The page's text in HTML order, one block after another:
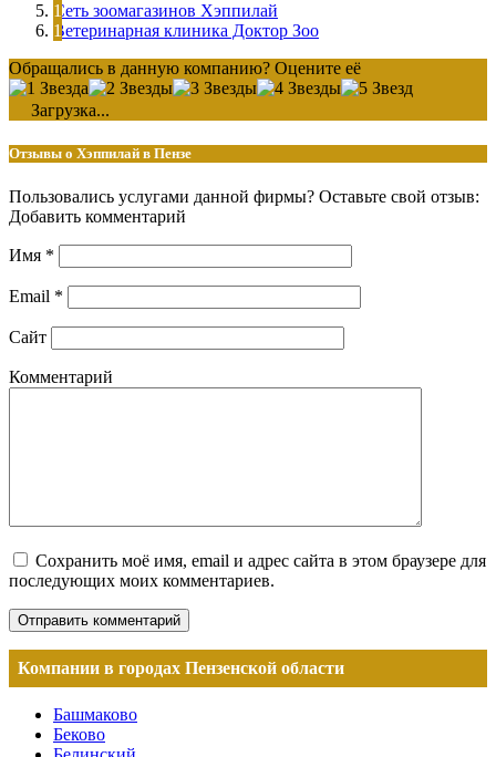
Сеть зоомагазинов Хэппилай
Ветеринарная клиника Доктор Зоо
Обращались в данную компанию? Оцените её
Загрузка...
Отзывы о Хэппилай в Пензе
Пользовались услугами данной фирмы? Оставьте свой отзыв:
Добавить комментарий
Имя *
Email *
Сайт
Комментарий
Сохранить моё имя, email и адрес сайта в этом браузере для
последующих моих комментариев.
Компании в городах Пензенской области
Башмаково
Беково